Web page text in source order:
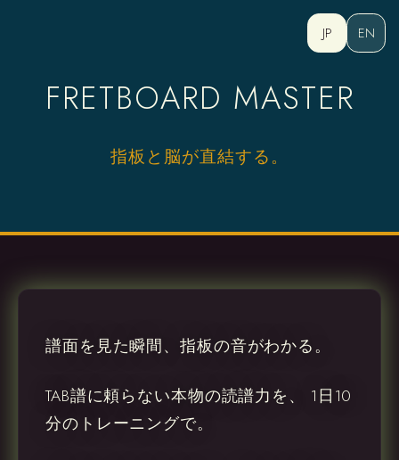
JP EN
FRETBOARD MASTER
指板と脳が直結する。
譜面を見た瞬間、指板の音がわかる。
TAB譜に頼らない本物の読譜力を、 1日10
分のトレーニングで。